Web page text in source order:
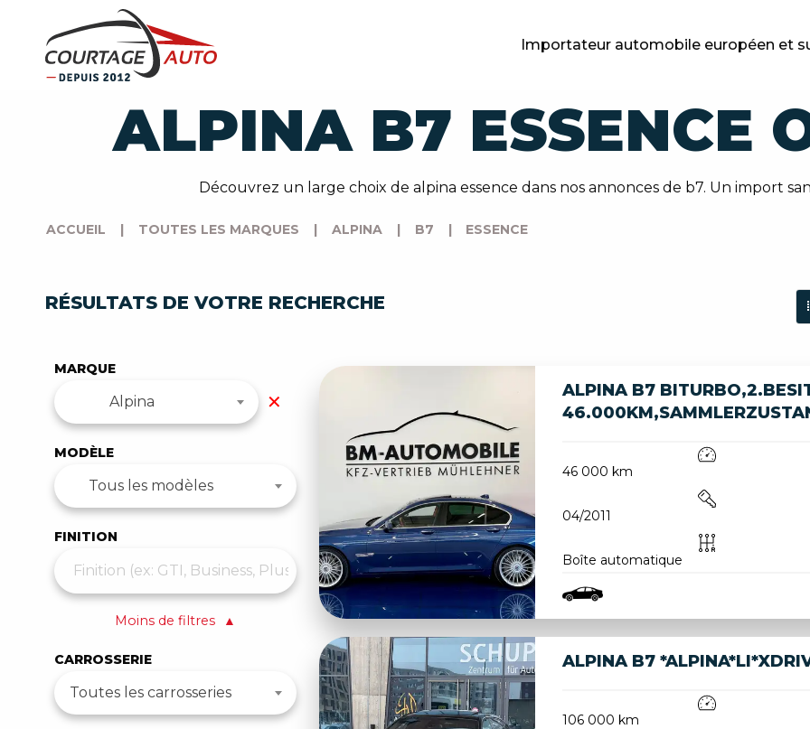
Importateur automobile européen et
ALPINA B7 ESSENCE
Découvrez un large choix de alpina essence dans nos annonces de b7. Un import
ACCUEIL | TOUTES LES MARQUES | ALPINA | B7 | ESSENCE
RÉSULTATS DE VOTRE RECHERCHE
MARQUE
Alpina ✕
MODÈLE
Tous les modèles
FINITION
Moins de filtres ▲
CARROSSERIE
Toutes les carrosseries
ALPINA B7
46 000 km
04/2011
Boîte automatique
ALPINA B7
106 000 km